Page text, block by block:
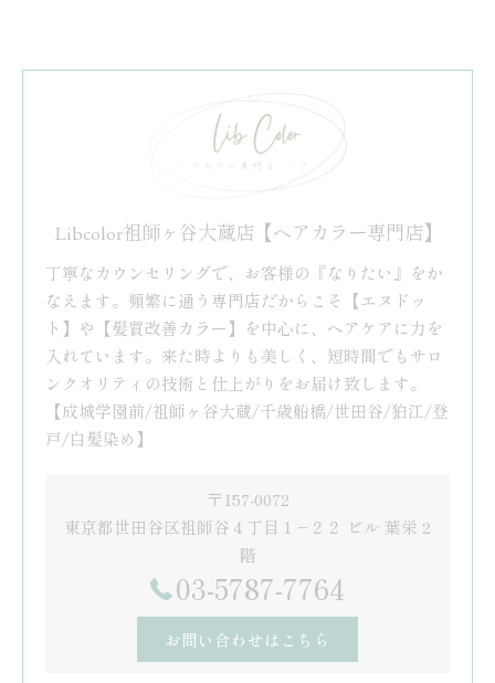
Libcolor祖師ヶ谷大蔵店【ヘアカラー専門店】
丁寧なカウンセリングで、お客様の『なりたい』をか
なえます。頻繁に通う専門店だからこそ【エヌドッ
ト】や【髪質改善カラー】を中心に、ヘアケアに力を
入れています。来た時よりも美しく、短時間でもサロ
ンクオリティの技術と仕上がりをお届け致します。
【成城学園前/祖師ヶ谷大蔵/千歳船橋/世田谷/狛江/登
戸/白髪染め】
〒157-0072
東京都世田谷区祖師谷４丁目１−２２ ビル 葉栄 2
階
03-5787-7764
お問い合わせはこちら